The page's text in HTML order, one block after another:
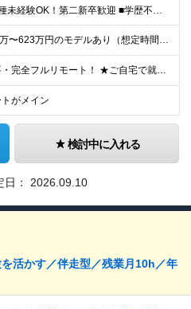
■業界・職種未経験OK！第二新卒歓迎 ■学歴不問 ■営業や販売サービス業・カスタマーサポートなど、顧客折衝経験をお持ちの方 ＜契約更新あり＞ 初回2ヵ月、2回目3ヵ月、3回目以降6ヵ月 ※目標の達
★年収423万〜623万円のモデルあり（想定時間外手当10時間分含む） ★半年に一度ドカンと支給のボーナスあり（半年に1度最大150万円） 月給25万円〜＋各種手当＋インセンティブ ＊リモートワーク
★通勤不要・完全フルリモート！ ★ご自宅で就業いただきます ……………………………………… 東京都品川区北品川5-1-18 住友不動産大崎ツインビル東館 ┗JR山手線・埼京線・湘南新宿ライン・りんかい
がメイン
検討中に入れる
日： 2026.09.10
活かす／伴走型／残業月10h／年